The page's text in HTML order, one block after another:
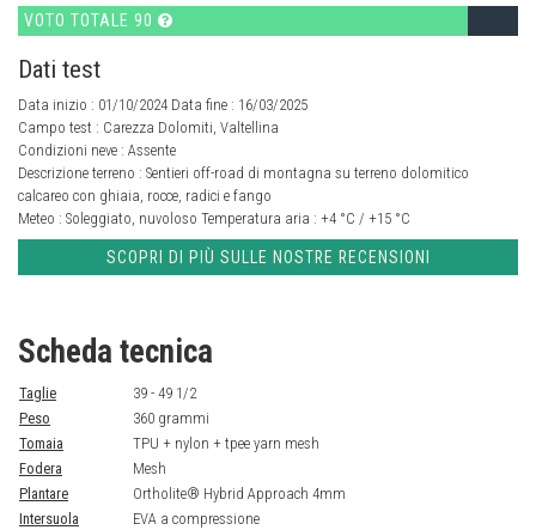
VOTO TOTALE 90
Dati test
Data inizio : 01/10/2024 Data fine : 16/03/2025
Campo test : Carezza Dolomiti, Valtellina
Condizioni neve : Assente
Descrizione terreno : Sentieri off-road di montagna su terreno dolomitico
calcareo con ghiaia, rocce, radici e fango
Meteo : Soleggiato, nuvoloso Temperatura aria : +4 °C / +15 °C
SCOPRI DI PIÙ SULLE NOSTRE RECENSIONI
Scheda tecnica
Taglie
39 - 49 1/2
Peso
360 grammi
Tomaia
TPU + nylon + tpee yarn mesh
Fodera
Mesh
Plantare
Ortholite® Hybrid Approach 4mm
Intersuola
EVA a compressione